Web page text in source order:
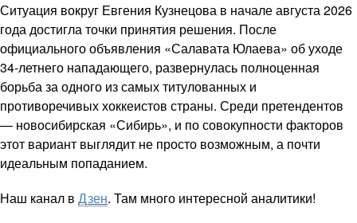
Ситуация вокруг Евгения Кузнецова в начале августа 2026
года достигла точки принятия решения. После
официального объявления «Салавата Юлаева» об уходе
34-летнего нападающего, развернулась полноценная
борьба за одного из самых титулованных и
противоречивых хоккеистов страны. Среди претендентов
— новосибирская «Сибирь», и по совокупности факторов
этот вариант выглядит не просто возможным, а почти
идеальным попаданием.
Наш канал в Дзен. Там много интересной аналитики!